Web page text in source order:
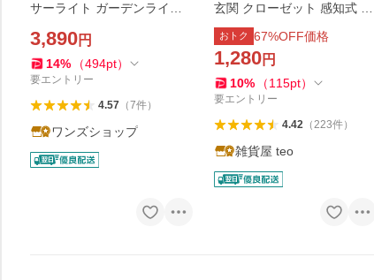
サーライト ガーデンライ
関 庭 ガレージ 防水 明るい
人感 ソーラー 駐車場
3,890円
14% （494pt）
要エントリー
4.57（7件）
ワンズショップ
玄関 クローゼット 感知式 3
個 マグネット 磁石 非常灯 明
暗センサー 爆買
おトク 67%OFF価格
1,280円
10% （115pt）
要エントリー
4.42（223件）
雑貨屋 teo